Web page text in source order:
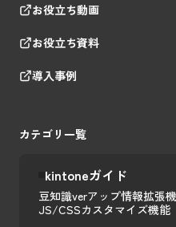
お役立ち動画
お役立ち資料
導入事例
カテゴリ一覧
kintoneガイド
豆知識verアップ情報拡張
JS/CSSカスタマイズ機能